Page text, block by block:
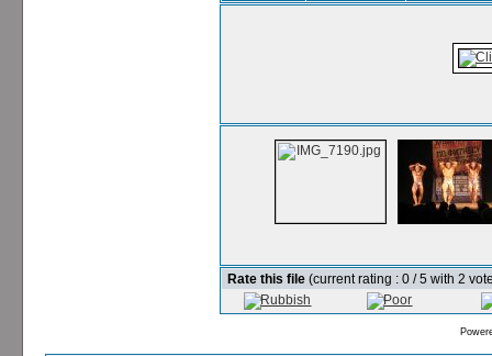
Rate this file (current rating : 0 / 5 with 2